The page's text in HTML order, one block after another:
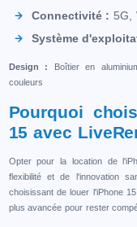
Connectivité : 5G,
Système
Design : Boîtier en
couleurs
Pourquoi
15 avec
Opter pour la location de
flexibilité et de l'innovation
choisissant de louer l'iPhone
plus avancée pour rester